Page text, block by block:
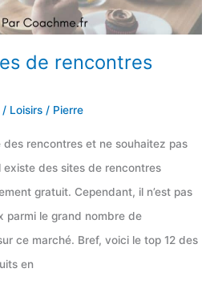
de rencontres
/ Loisirs / Pierre
rencontres et ne souhaitez pas
existe des sites de rencontres
gratuit. Cependant, il n’est pas
parmi le grand nombre de
ce marché. Bref, voici le top 12 des
en